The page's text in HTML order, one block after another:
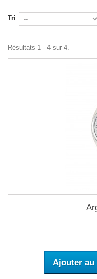
Tri
Résultats 1 - 4 sur 4.
Ajouter au